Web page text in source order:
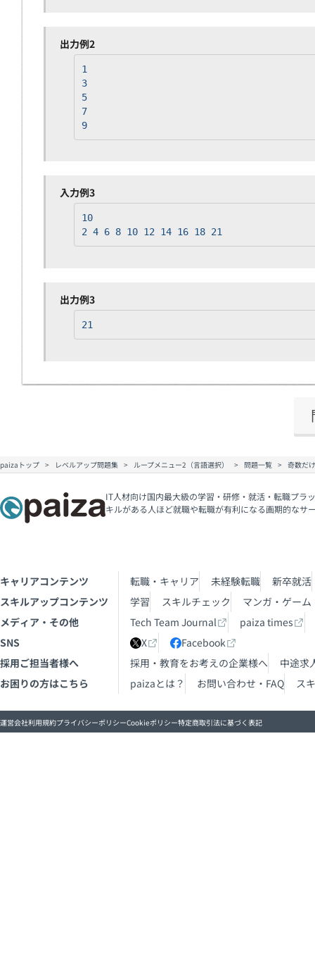
出力例2
1
3
5
7
9
入力例3
10
2 4 6 8 10 12 14 16 18 21
出力例3
21
paizaトップ レベルアップ問題集 ループメニュー2（言語選択） 問題一覧 奇数だ
IT人材向け国内最大級の学習・研修・就活・転職プラ
キルがある人ほど就職や転職が有利になる画期的なサ
キャリアコンテンツ 転職・キャリア 未経験転職
新卒就活
スキルアップコンテンツ
学習 スキルチェック
マンガ・ゲーム
メディア・その他
Tech Team Journal
paiza times
SNS
X
Facebook
採用ご担当者様へ
採用・教育をお考えの企業様へ
中途求
お困りの方はこちら
paizaとは？ お問い合わせ・FAQ ス
運営会社利用規約プライバシーポリシーCookieポリシー特定商取引法に基づく表記